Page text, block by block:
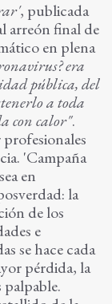
, publicada
arreón final de
en plena
era
pública, del
a toda
con calor".
'Campaña
en
la
de los
e
se hace cada
pérdida, la
palpable.